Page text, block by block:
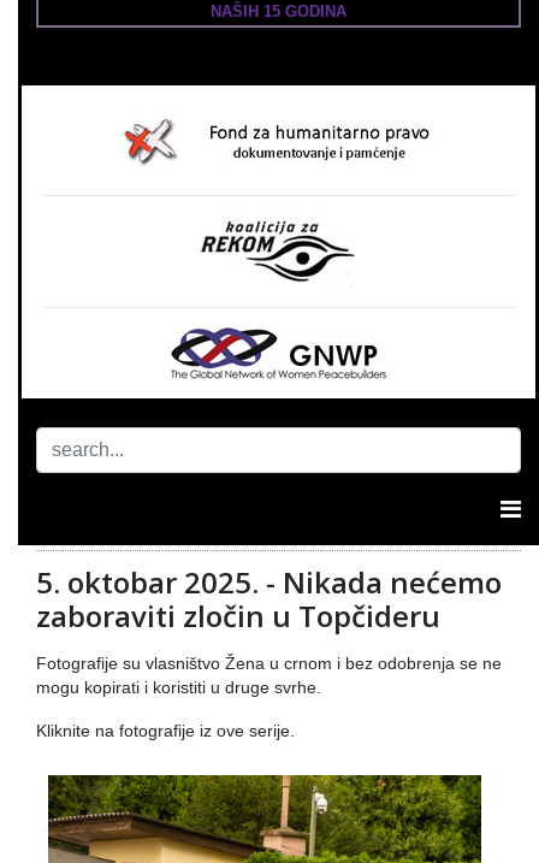
NAŠIH 15 GODINA
5. oktobar 2025. - Nikada nećemo
zaboraviti zločin u Topčideru
Fotografije su vlasništvo Žena u crnom i bez odobrenja se ne
mogu kopirati i koristiti u druge svrhe.
Kliknite na fotografije iz ove serije.